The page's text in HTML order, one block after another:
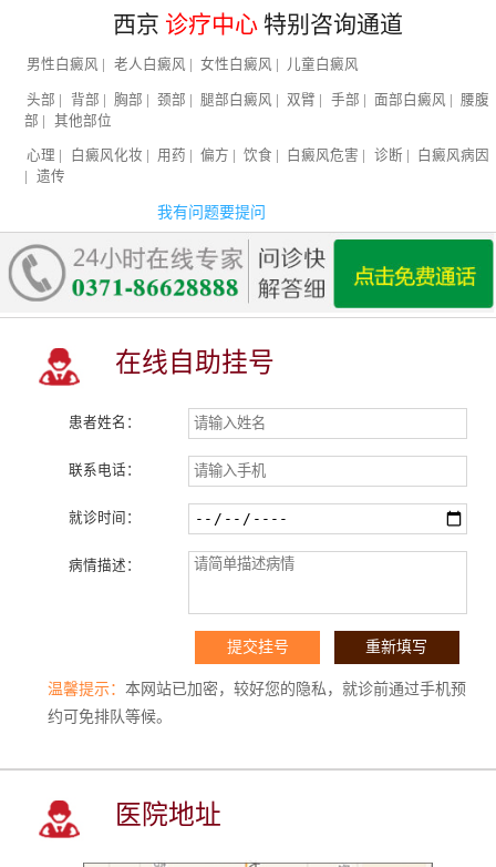
西京 诊疗中心 特别咨询通道
男性白癜风 老人白癜风 女性白癜风 儿童白癜风
头部 | 背部 | 胸部 | 颈部 | 腿部白癜风 | 双臂 | 手部 | 面部白癜风 | 腰腹
部 | 其他部位
心理 白癜风化妆 用药 偏方 饮食 白癜风危害 诊断
白癜风病因
遗传
我有问题要提问
在线自助挂号
患者姓名：
联系电话：
就诊时间：
病情描述：
温馨提示：本网站已加密，较好您的隐私，就诊前通过手机预
约可免排队等候。
医院地址